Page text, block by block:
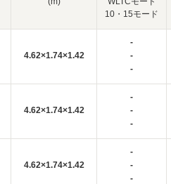
10・15モード
4.62×1.74×1.42
-
-
-
4.62×1.74×1.42
-
-
-
4.62×1.74×1.42
-
-
-